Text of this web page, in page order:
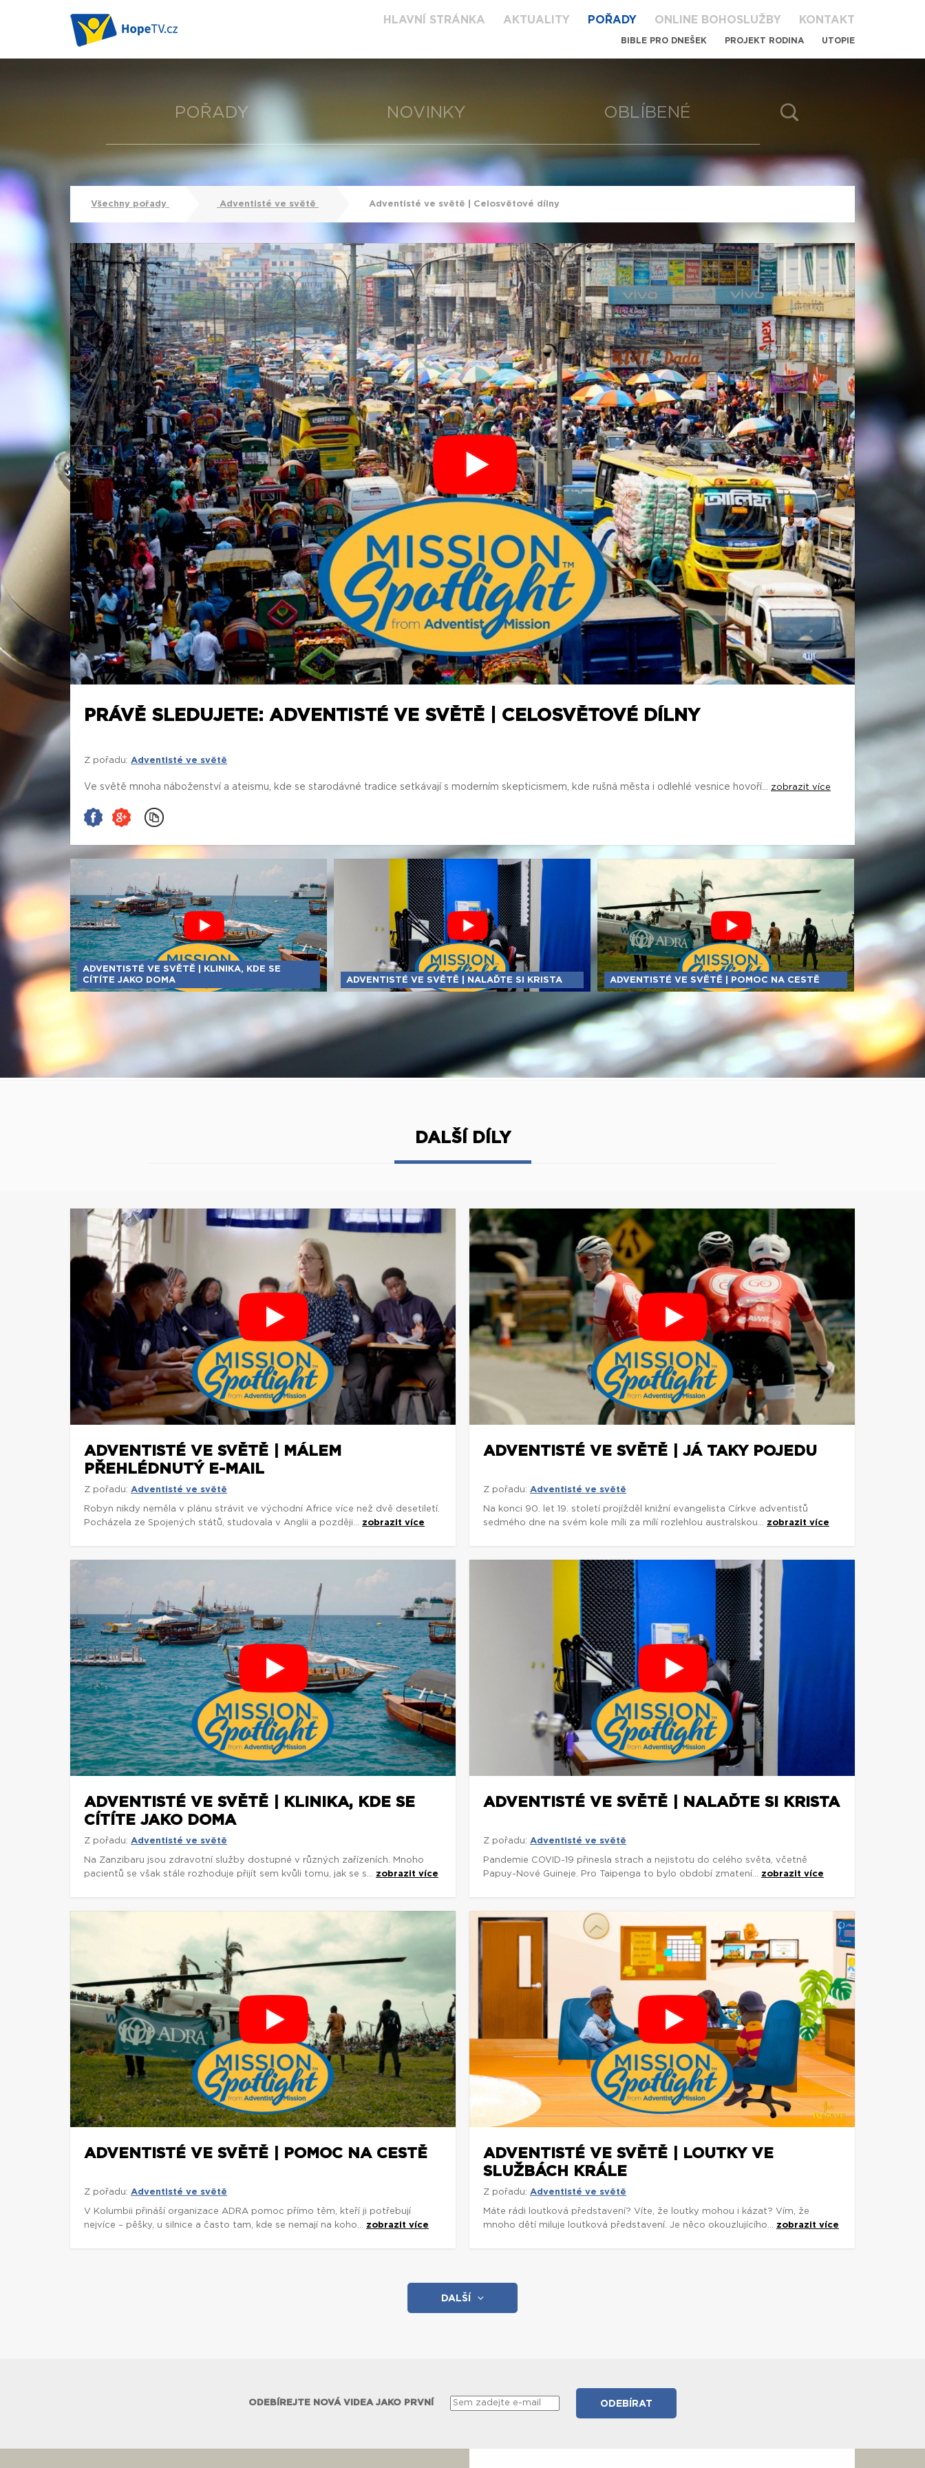
HLAVNÍ STRÁNKA AKTUALITY POŘADY ONLINE BOHOSLUŽBY KONTAKT
BIBLE PRO DNEŠEK PROJEKT RODINA UTOPIE
POŘADY NOVINKY OBLÍBENÉ
Všechny pořady Adventisté ve světě Adventisté ve světě | Celosvětové dílny
PRÁVĚ SLEDUJETE: ADVENTISTÉ VE SVĚTĚ | CELOSVĚTOVÉ DÍLNY
Z pořadu: Adventisté ve světě
Ve světě mnoha náboženství a ateismu, kde se starodávné tradice setkávají s moderním skepticismem, kde rušná města i odlehlé vesnice hovoří... zobrazit více
ADVENTISTÉ VE SVĚTĚ | KLINIKA, KDE SE
CÍTÍTE JAKO DOMA
ADVENTISTÉ VE SVĚTĚ | NALAĎTE SI KRISTA ADVENTISTÉ VE SVĚTĚ | POMOC NA CESTĚ
DALŠÍ DÍLY
ADVENTISTÉ VE SVĚTĚ | MÁLEM
PŘEHLÉDNUTÝ E-MAIL
Z pořadu: Adventisté ve světě
Robyn nikdy neměla v plánu strávit ve východní Africe více než dvě desetiletí.
Pocházela ze Spojených států, studovala v Anglii a později... zobrazit více
ADVENTISTÉ VE SVĚTĚ | JÁ TAKY POJEDU
Z pořadu: Adventisté ve světě
Na konci 90. let 19. století projížděl knižní evangelista Církve adventistů
sedmého dne na svém kole míli za mílí rozlehlou australskou... zobrazit více
ADVENTISTÉ VE SVĚTĚ | KLINIKA, KDE SE
CÍTÍTE JAKO DOMA
Z pořadu: Adventisté ve světě
Na Zanzibaru jsou zdravotní služby dostupné v různých zařízeních. Mnoho
pacientů se však stále rozhoduje přijít sem kvůli tomu, jak se s... zobrazit více
ADVENTISTÉ VE SVĚTĚ | NALAĎTE SI KRISTA
Z pořadu: Adventisté ve světě
Pandemie COVID-19 přinesla strach a nejistotu do celého světa, včetně
Papuy-Nové Guineje. Pro Taipenga to bylo období zmatení... zobrazit více
ADVENTISTÉ VE SVĚTĚ | POMOC NA CESTĚ
Z pořadu: Adventisté ve světě
V Kolumbii přináší organizace ADRA pomoc přímo těm, kteří ji potřebují
nejvíce – pěšky, u silnice a často tam, kde se nemají na koho... zobrazit více
ADVENTISTÉ VE SVĚTĚ | LOUTKY VE
SLUŽBÁCH KRÁLE
Z pořadu: Adventisté ve světě
Máte rádi loutková představení? Víte, že loutky mohou i kázat? Vím, že
mnoho dětí miluje loutková představení. Je něco okouzlujícího... zobrazit více
DALŠÍ
ODEBÍREJTE NOVÁ VIDEA JAKO PRVNÍ